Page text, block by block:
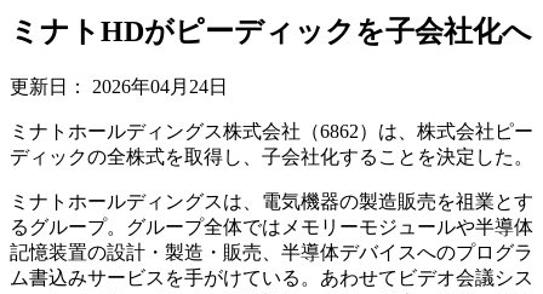
ミナトHDがピーディックを子会社化へ
更新日： 2026年04月24日
ミナトホールディングス株式会社（6862）は、株式会社ピー
ディックの全株式を取得し、子会社化することを決定した。
ミナトホールディングスは、電気機器の製造販売を祖業とす
るグループ。グループ全体ではメモリーモジュールや半導体
記憶装置の設計・製造・販売、半導体デバイスへのプログラ
ム書込みサービスを手がけている。あわせてビデオ会議シス